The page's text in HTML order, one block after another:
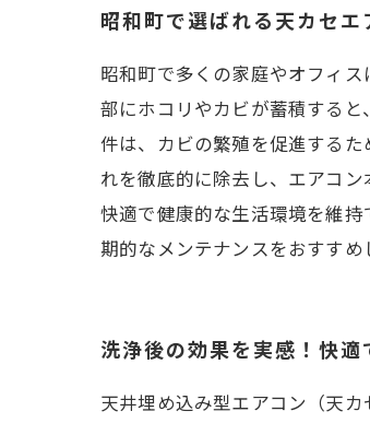
昭和町で選ばれる天カセ
昭和町で多くの家庭やオフィ
部にホコリやカビが蓄積する
件は、カビの繁殖を促進する
れを徹底的に除去し、エアコ
快適で健康的な生活環境を維
期的なメンテナンスをおすすめ
洗浄後の効果を実感！快
天井埋め込み型エアコン（天